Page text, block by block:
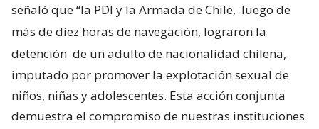
señaló que “la PDI y la Armada de Chile, luego de
más de diez horas de navegación, lograron la
detención de un adulto de nacionalidad chilena,
imputado por promover la explotación sexual de
niños, niñas y adolescentes. Esta acción conjunta
demuestra el compromiso de nuestras instituciones